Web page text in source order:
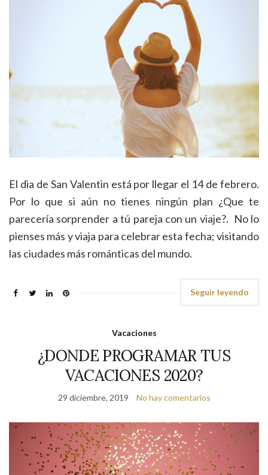
El dia de San Valentin está por llegar el 14 de febrero.
Por lo que si aún no tienes ningún plan ¿Que te
parecería sorprender a tú pareja con un viaje?. No lo
pienses más y viaja para celebrar esta fecha; visitando
las ciudades más románticas del mundo.
Seguir leyendo
Vacaciones
¿DONDE PROGRAMAR TUS
VACACIONES 2020?
29 diciembre, 2019 No hay comentarios